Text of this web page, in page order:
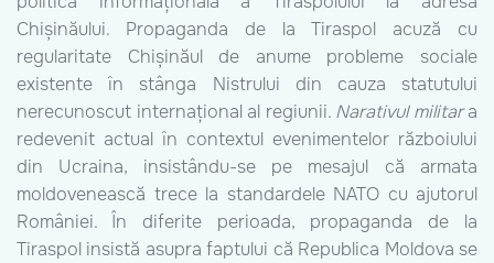
Chișinăului. Propaganda de la Tiraspol acuză cu
regularitate Chișinăul de anume probleme sociale
existente în stânga Nistrului din cauza statutului
nerecunoscut internațional al regiunii. Narativul militara
redevenit actual în contextul evenimentelor războiului
din Ucraina, insistându-se pe mesajul că armata
moldovenească trece la standardele NATO cu ajutorul
României. În diferite perioada, propaganda de la
Tiraspol insistă asupra faptului că Republica Moldova se